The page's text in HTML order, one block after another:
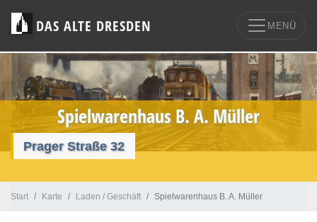
DAS ALTE DRESDEN MENÜ
Spielwarenhaus B. A. Müller
Prager Straße 32
Start Karte Laden / Geschäft Spielwarenhaus B. A. Müller